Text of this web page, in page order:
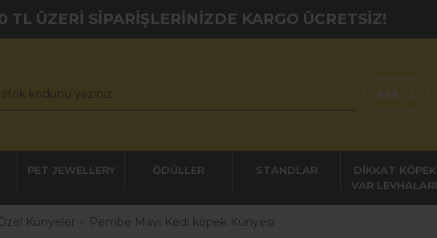
TL ÜZERİ SİPARİŞLERİNİZDE KARGO ÜCRETSİZ!
ARA
PET JEWELLERY ÖDÜLLER STANDLAR
DİKKAT KÖPEK
VAR LEVHALARI
Künyeler Pembe Mavi Kedi köpek Künyesi